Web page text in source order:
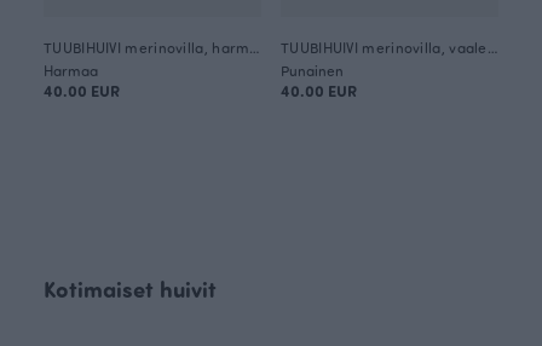
Harmaa
40.00 EUR
Punainen
40.00 EUR
Kotimaiset huivit